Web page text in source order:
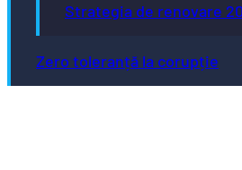
Strategia de renovare
Zero toleranță la corupție